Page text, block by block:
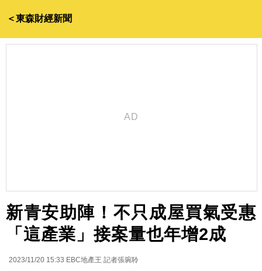
＜東森財經新聞
新青安助陣！不只成屋買氣受惠
「這產業」接案量也年增2成
2023/11/20 15:33 EBC地產王 記者張琬聆